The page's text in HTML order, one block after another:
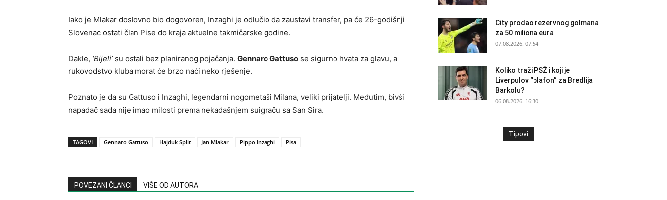
Iako je Mlakar doslovno bio dogovoren, Inzaghi je odlučio da zaustavi transfer, pa će 26-godišnji
Slovenac ostati član Pise do kraja aktuelne takmičarske godine.
Dakle, ‘Bijeli’su ostali bez planiranog pojačanja. Gennaro Gattuso se sigurno hvata za glavu, a
rukovodstvo kluba morat će brzo naći neko rješenje.
Poznato je da su Gattuso i Inzaghi, legendarni nogometaši Milana, veliki prijatelji. Međutim, bivši
napadač sada nije imao milosti prema nekadašnjem suigraču sa San Sira.
TAGOVI Gennaro Gattuso Hajduk Split Jan Mlakar Pippo Inzaghi Pisa
POVEZANI ČLANCI VIŠE OD AUTORA
City prodao rezervnog golmana
za 50 miliona eura
07.08.2026. 07:54
Koliko traži PSŽ i koji je
Liverpulov “plafon” za Bredlija
Barkolu?
06.08.2026. 16:30
Tipovi